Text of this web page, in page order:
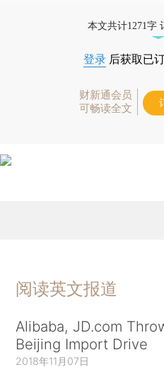
本文共计1271字
登录 后获取已
财新通会员
可畅读全文
阅读英文报道
Alibaba, JD.com
Beijing Import Drive
2018年11月07日